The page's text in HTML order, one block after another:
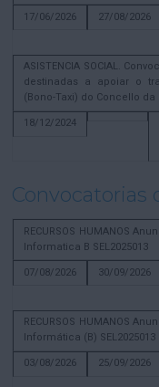
17/06/2026
27/08/2026
ASISTENCIA SOCIAL.
destinadas a apoiar o
(Bono-Taxi) do Concello da
18/12/2024
Convocatorias
RECURSOS HUMANOS
Informatica B SEL2025013
07/08/2026
30/09/2026
RECURSOS HUMANOS
Informática (B) SEL2025013
03/08/2026
25/09/2026